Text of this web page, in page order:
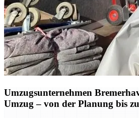
Umzugsunternehmen
Umzug – von der Planung bis